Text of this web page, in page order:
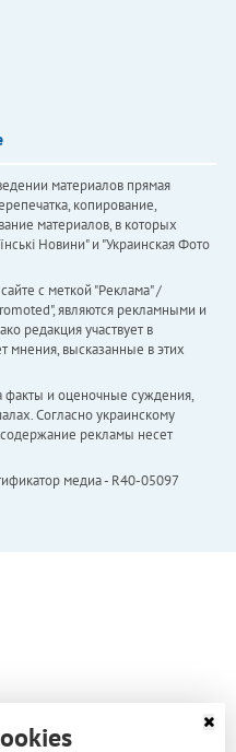
материалов прямая
копирование,
материалов, в которых
Новини" и "Украинская Фото
с меткой "Реклама" /
являются рекламными и
редакция участвует в
мнения, высказанные в этих
факты и оценочные суждения,
Согласно украинскому
содержание рекламы несет
медиа - R40-05097